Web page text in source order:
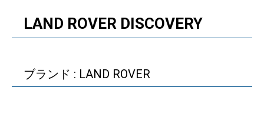
LAND ROVER DISCOVERY
ブランド : LAND ROVER